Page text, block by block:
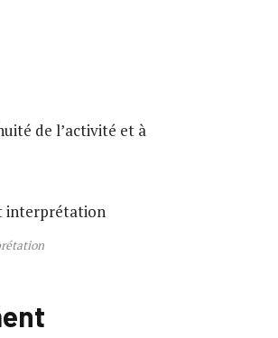
de l’activité et à